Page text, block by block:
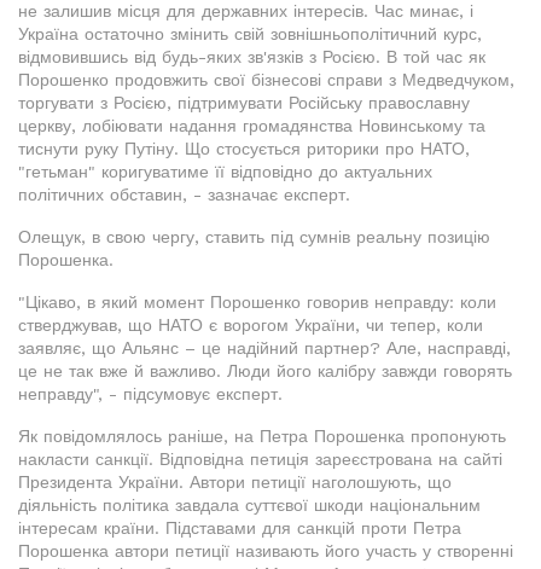
не залишив місця для державних інтересів. Час минає, і
Україна остаточно змінить свій зовнішньополітичний курс,
відмовившись від будь-яких зв'язків з Росією. В той час як
Порошенко продовжить свої бізнесові справи з Медведчуком,
торгувати з Росією, підтримувати Російську православну
церкву, лобіювати надання громадянства Новинському та
тиснути руку Путіну. Що стосується риторики про НАТО,
"гетьман" коригуватиме її відповідно до актуальних
політичних обставин, - зазначає експерт.
Олещук, в свою чергу, ставить під сумнів реальну позицію
Порошенка.
"Цікаво, в який момент Порошенко говорив неправду: коли
стверджував, що НАТО є ворогом України, чи тепер, коли
заявляє, що Альянс – це надійний партнер? Але, насправді,
це не так вже й важливо. Люди його калібру завжди говорять
неправду", - підсумовує експерт.
Як повідомлялось раніше, на Петра Порошенка пропонують
накласти санкції. Відповідна петиція зареєстрована на сайті
Президента України. Автори петиції наголошують, що
діяльність політика завдала суттєвої шкоди національним
інтересам країни. Підставами для санкцій проти Петра
Порошенка автори петиції називають його участь у створенні